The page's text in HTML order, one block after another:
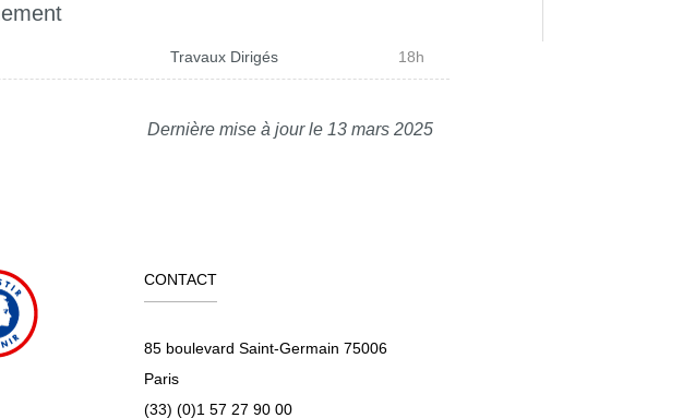
Travaux Dirigés 18h
Dernière mise à jour le 13 mars 2025
CONTACT
85 boulevard Saint-Germain 75006
Paris
(33) (0)1 57 27 90 00